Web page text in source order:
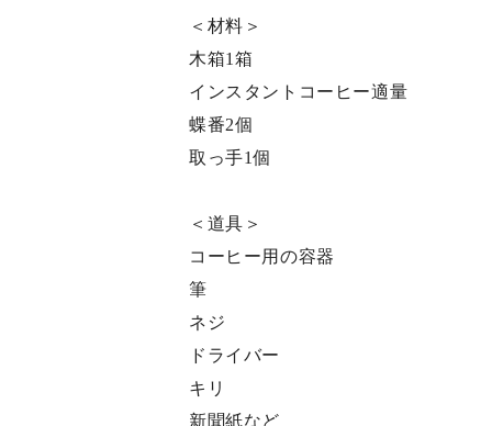
＜材料＞
木箱1箱
インスタントコーヒー適量
蝶番2個
取っ手1個
＜道具＞
コーヒー用の容器
筆
ネジ
ドライバー
キリ
新聞紙など